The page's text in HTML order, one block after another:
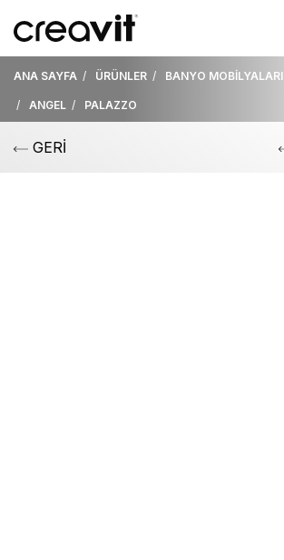
ANA SAYFA ÜRÜNLER BANYO MOBİLYALARI
ANGEL PALAZZO
GERİ